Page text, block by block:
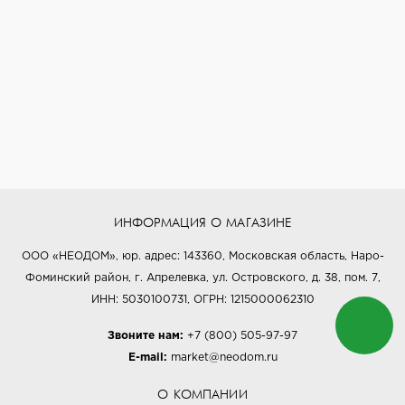
ИНФОРМАЦИЯ О МАГАЗИНЕ
ООО «НЕОДОМ», юр. адрес: 143360, Московская область, Наро-
Фоминский район, г. Апрелевка, ул. Островского, д. 38, пом. 7,
ИНН: 5030100731, ОГРН: 1215000062310
Звоните нам: +7 (800) 505-97-97
E-mail: market@neodom.ru
О КОМПАНИИ